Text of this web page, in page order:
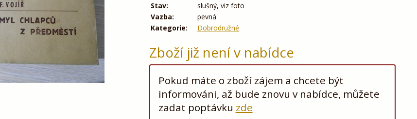
Stav:
slušný, viz foto
Vazba:
pevná
Kategorie:
Dobrodružné
Zboží již není v nabídce
Pokud máte o zboží zájem a chcete být
informováni, až bude znovu v nabídce, můžete
zadat poptávku zde